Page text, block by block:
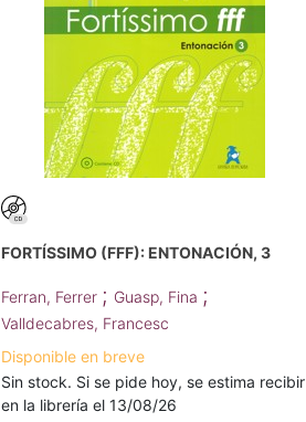
FORTÍSSIMO (FFF): ENTONACIÓN, 3
Ferran, Ferrer ; Guasp, Fina ;
Valldecabres, Francesc
Disponible en breve
Sin stock. Si se pide hoy, se estima recibir
en la librería el 13/08/26